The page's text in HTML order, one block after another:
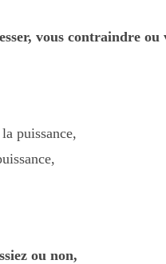
vous contraindre ou
puissance,
ou non,